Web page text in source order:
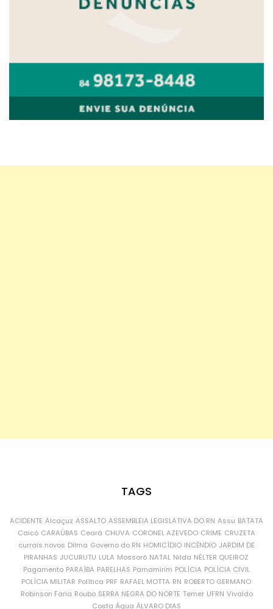
TAGS
ACIDENTE Alcaçuz ASSALTO ASSEMBLEIA LEGISLATIVA DO RN Assu BATATA
Caicó CARAÚBAS Ceará CHUVA CORONEL AZEVEDO CRIME CRUZETA
currais novos Dilma Governo do RN HOMICÍDIO INCÊNDIO JARDIM DE
PIRANHAS JUCURUTU LULA Mossoró NATAL Nilda NÉLTER QUEIROZ
Pagamento PARAÍBA PARELHAS Parnamirim POLÍCIA POLÍCIA CIVIL
POLÍCIA MILITAR Política PRF RAFAEL MOTTA RN ROBERTO GERMANO
Robinson Faria Roubo SERRA NEGRA DO NORTE Temer UFRN Vivaldo
Costa Água ÁLVARO DIAS